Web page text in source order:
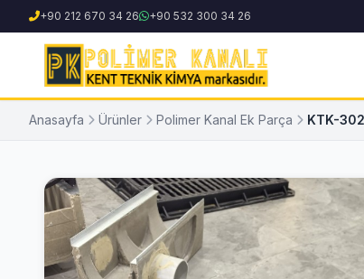
+90 212 670 34 26 +90 532 300 34 26
Anasayfa Ürünler Polimer Kanal Ek Parça KTK-